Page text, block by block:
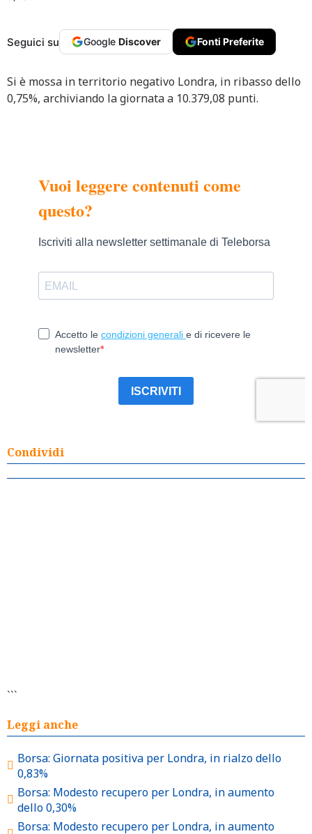
Seguici su Google Discover Fonti Preferite
Si è mossa in territorio negativo Londra, in ribasso dello
0,75%, archiviando la giornata a 10.379,08 punti.
Condividi
```
Leggi anche
Borsa: Giornata positiva per Londra, in rialzo dello
0,83%
Borsa: Modesto recupero per Londra, in aumento
dello 0,30%
Borsa: Modesto recupero per Londra, in aumento